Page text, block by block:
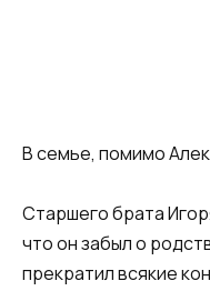
В семье, помимо
Старшего брата
что он забыл о
прекратил всякие